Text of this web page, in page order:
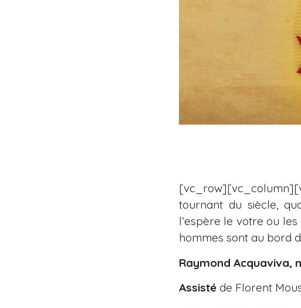
tournant du siècle,
l’espère le votre ou
hommes sont au bord
Raymond Acquaviva,
Assisté de Florent